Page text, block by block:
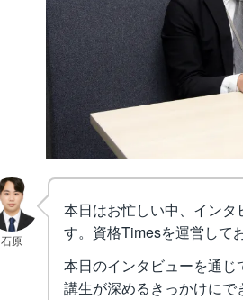
石原
本日はお忙しい中、インタ
す。資格Timesを運営して
本日のインタビューを通
講生が深めるきっかけにで